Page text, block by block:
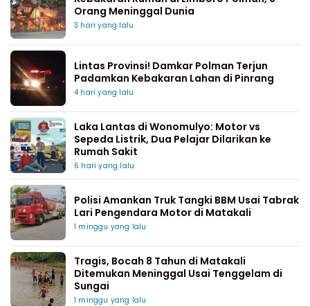
Orang Meninggal Dunia
3 hari yang lalu
Lintas Provinsi! Damkar Polman Terjun
Padamkan Kebakaran Lahan di Pinrang
4 hari yang lalu
Laka Lantas di Wonomulyo: Motor vs
Sepeda Listrik, Dua Pelajar Dilarikan ke
Rumah Sakit
6 hari yang lalu
Polisi Amankan Truk Tangki BBM Usai Tabrak
Lari Pengendara Motor di Matakali
1 minggu yang lalu
Tragis, Bocah 8 Tahun di Matakali
Ditemukan Meninggal Usai Tenggelam di
Sungai
1 minggu yang lalu